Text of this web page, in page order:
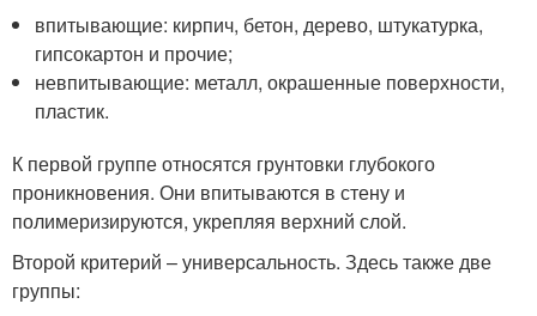
впитывающие: кирпич, бетон, дерево, штукатурка,
гипсокартон и прочие;
невпитывающие: металл, окрашенные поверхности,
пластик.
К первой группе относятся грунтовки глубокого
проникновения. Они впитываются в стену и
полимеризируются, укрепляя верхний слой.
Второй критерий – универсальность. Здесь также две
группы: